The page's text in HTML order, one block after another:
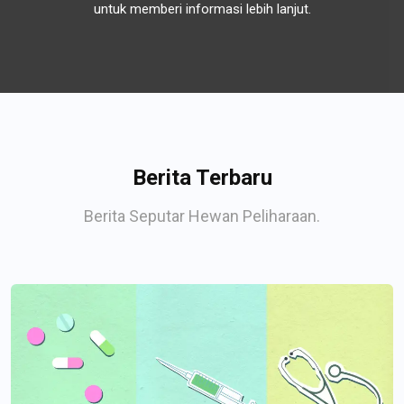
untuk memberi informasi lebih lanjut.
Berita Terbaru
Berita Seputar Hewan Peliharaan.